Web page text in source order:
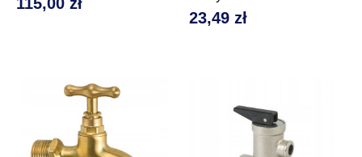
Cena
23,49 zł